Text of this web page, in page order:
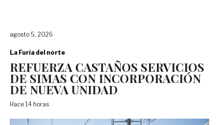
agosto 5, 2026
La Furia del norte
REFUERZA CASTAÑOS SERVICIOS
DE SIMAS CON INCORPORACIÓN
DE NUEVA UNIDAD
Hace 14 horas